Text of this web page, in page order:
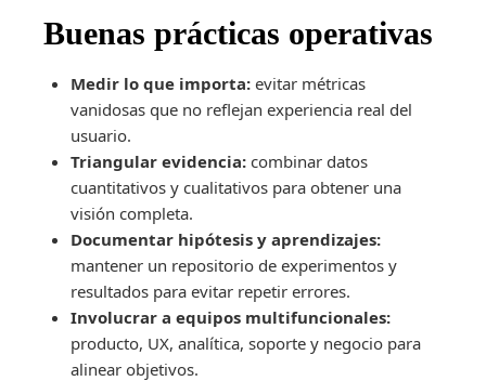
Buenas prácticas operativas
Medir lo que importa: evitar métricas
vanidosas que no reflejan experiencia real del
usuario.
Triangular evidencia: combinar datos
cuantitativos y cualitativos para obtener una
visión completa.
Documentar hipótesis y aprendizajes:
mantener un repositorio de experimentos y
resultados para evitar repetir errores.
Involucrar a equipos multifuncionales:
producto, UX, analítica, soporte y negocio para
alinear objetivos.